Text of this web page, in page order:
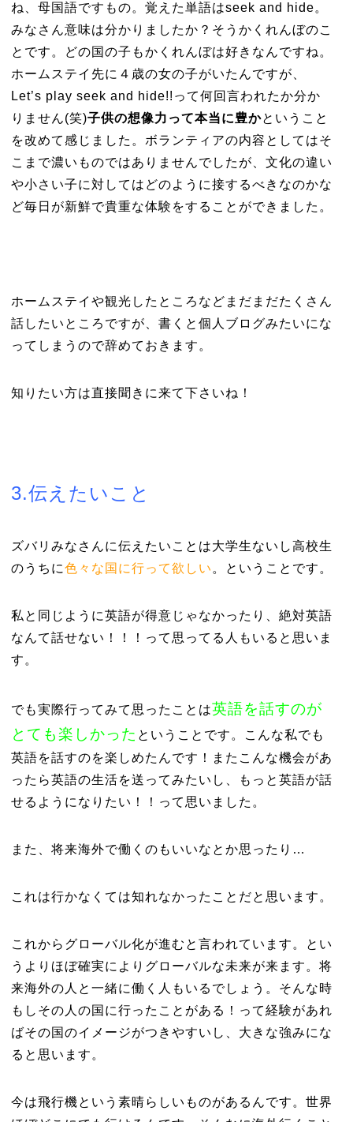
ね、母国語ですもの。覚えた単語はseek and hide。
みなさん意味は分かりましたか？そうかくれんぼのこ
とです。どの国の子もかくれんぼは好きなんですね。
ホームステイ先に４歳の女の子がいたんですが、
Let’s play seek and hide!!って何回言われたか分か
りません(笑)子供の想像力って本当に豊かということ
を改めて感じました。ボランティアの内容としてはそ
こまで濃いものではありませんでしたが、文化の違い
や小さい子に対してはどのように接するべきなのかな
ど毎日が新鮮で貴重な体験をすることができました。
ホームステイや観光したところなどまだまだたくさん
話したいところですが、書くと個人ブログみたいにな
ってしまうので辞めておきます。
知りたい方は直接聞きに来て下さいね！
3.伝えたいこと
ズバリみなさんに伝えたいことは大学生ないし高校生
のうちに色々な国に行って欲しい 。ということです。
私と同じように英語が得意じゃなかったり、絶対英語
なんて話せない！！！って思ってる人もいると思いま
す。
でも実際行ってみて思ったことは英語を話すのが
とても楽しかった ということです。こんな私でも
英語を話すのを楽しめたんです！またこんな機会があ
ったら英語の生活を送ってみたいし、もっと英語が話
せるようになりたい！！って思いました。
また、将来海外で働くのもいいなとか思ったり…
これは行かなくては知れなかったことだと思います。
これからグローバル化が進むと言われています。とい
うよりほぼ確実によりグローバルな未来が来ます。将
来海外の人と一緒に働く人もいるでしょう。そんな時
もしその人の国に行ったことがある！って経験があれ
ばその国のイメージがつきやすいし、大きな強みにな
ると思います。
今は飛行機という素晴らしいものがあるんです。世界